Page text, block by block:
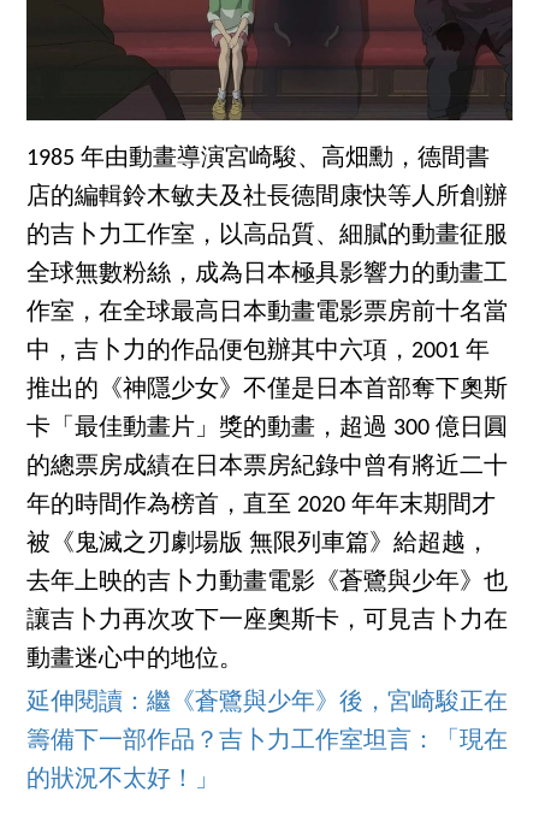
1985 年由動畫導演宮崎駿、高畑勳，德間書
店的編輯鈴木敏夫及社長德間康快等人所創辦
的吉卜力工作室，以高品質、細膩的動畫征服
全球無數粉絲，成為日本極具影響力的動畫工
作室，在全球最高日本動畫電影票房前十名當
中，吉卜力的作品便包辦其中六項，2001 年
推出的《神隱少女》不僅是日本首部奪下奧斯
卡「最佳動畫片」獎的動畫，超過 300 億日圓
的總票房成績在日本票房紀錄中曾有將近二十
年的時間作為榜首，直至 2020 年年末期間才
被《鬼滅之刃劇場版 無限列車篇》給超越，
去年上映的吉卜力動畫電影《蒼鷺與少年》也
讓吉卜力再次攻下一座奧斯卡，可見吉卜力在
動畫迷心中的地位。
延伸閱讀：繼《蒼鷺與少年》後，宮崎駿正在
籌備下一部作品？吉卜力工作室坦言：「現在
的狀況不太好！」